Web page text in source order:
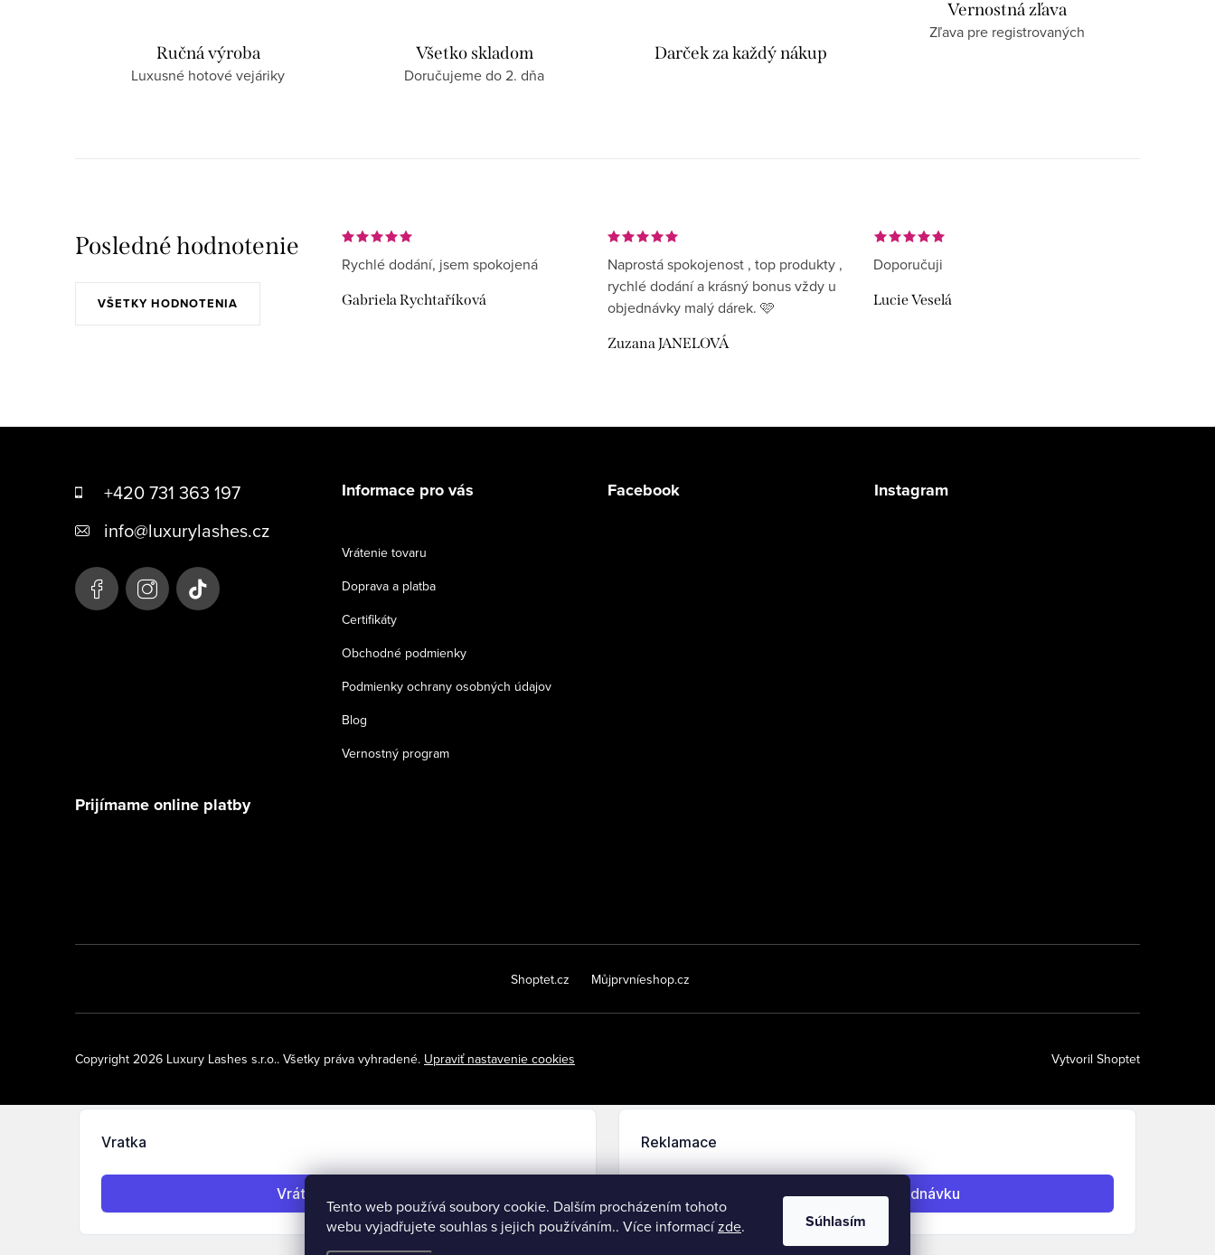
Tento web používá soubory cookie. Dalším procházením tohoto
webu vyjadřujete souhlas s jejich používáním.. Více informacízde. Súhlasím
Ručná výroba
Luxusné hotové vejáriky
Všetko skladom
Doručujeme do 2. dňa
Darček za každý nákup
Vernostná zľava
Zľava pre registrovaných
Posledné hodnotenie
VŠETKY HODNOTENIA
Rychlé dodání, jsem spokojená
Gabriela Rychtaříková
Naprostá spokojenost , top produkty ,
rychlé dodání a krásný bonus vždy u
objednávky malý dárek. 🩷
Zuzana JANELOVÁ
Doporučuji
Lucie Veselá
+420 731 363 197
info@luxurylashes.cz
Informace pro vás
Vrátenie tovaru
Doprava a platba
Certifikáty
Obchodné podmienky
Podmienky ochrany osobných údajov
Blog
Vernostný program
Facebook Instagram
Prijímame online platby
Shoptet.cz Můjprvníeshop.cz
Vytvoril Shoptet
Copyright 2026 Luxury Lashes s.r.o.. Všetky práva vyhradené. Upraviť nastavenie cookies